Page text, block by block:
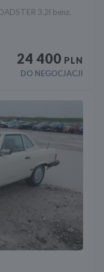
3.2l benz.
24 400 PLN
DO NEGOCJACJI